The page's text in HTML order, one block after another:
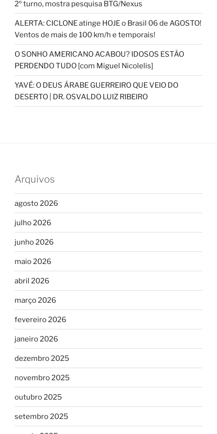
2º turno, mostra pesquisa BTG/Nexus
ALERTA: CICLONE atinge HOJE o Brasil 06 de AGOSTO!
Ventos de mais de 100 km/h e temporais!
O SONHO AMERICANO ACABOU? IDOSOS ESTÃO
PERDENDO TUDO [com Miguel Nicolelis]
YAVÉ: O DEUS ÁRABE GUERREIRO QUE VEIO DO
DESERTO | DR. OSVALDO LUIZ RIBEIRO
Arquivos
agosto 2026
julho 2026
junho 2026
maio 2026
abril 2026
março 2026
fevereiro 2026
janeiro 2026
dezembro 2025
novembro 2025
outubro 2025
setembro 2025